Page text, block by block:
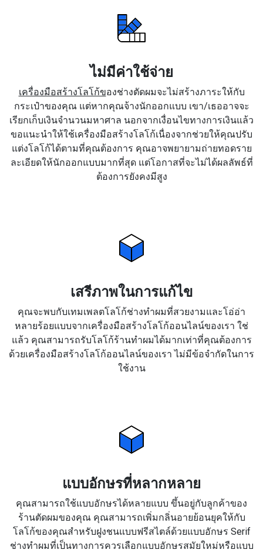
ไม่มีค่าใช้จ่าย
เครื่องมือสร้างโลโก้ของช่างตัดผมจะไม่สร้างภาระให้กับ
กระเป๋าของคุณ แต่หากคุณจ้างนักออกแบบ เขา/เธออาจจะ
เรียกเก็บเงินจำนวนมหาศาล นอกจากเงื่อนไขทางการเงินแล้ว
ขอแนะนำให้ใช้เครื่องมือสร้างโลโก้เนื่องจากช่วยให้คุณปรับ
แต่งโลโก้ได้ตามที่คุณต้องการ คุณอาจพยายามถ่ายทอดราย
ละเอียดให้นักออกแบบมากที่สุด แต่โอกาสที่จะไม่ได้ผลลัพธ์ที่
ต้องการยังคงมีสูง
เสรีภาพในการแก้ไข
คุณจะพบกับเทมเพลตโลโก้ช่างทำผมที่สวยงามและโอ่อ่า
หลายร้อยแบบจากเครื่องมือสร้างโลโก้ออนไลน์ของเรา ใช่
แล้ว คุณสามารถรับโลโก้ร้านทำผมได้มากเท่าที่คุณต้องการ
ด้วยเครื่องมือสร้างโลโก้ออนไลน์ของเรา ไม่มีข้อจำกัดในการ
ใช้งาน
แบบอักษรที่หลากหลาย
คุณสามารถใช้แบบอักษรได้หลายแบบ ขึ้นอยู่กับลูกค้าของ
ร้านตัดผมของคุณ คุณสามารถเพิ่มกลิ่นอายย้อนยุคให้กับ
โลโก้ของคุณสำหรับฝูงชนแบบฟรีสไตล์ด้วยแบบอักษร Serif
ช่างทำผมที่เป็นทางการควรเลือกแบบอักษรสมัยใหม่หรือแบบ